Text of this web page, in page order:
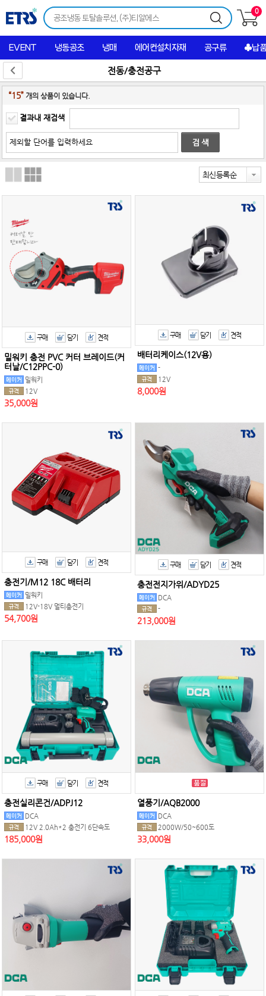
0
EVENT 냉동공조 냉매 에어컨설치자재 공구류 ♣납
전동/충전공구
“15” 개의 상품이 있습니다.
결과내 재검색
최신등록순
구매 담기 견적
밀워키 충전 PVC 커터 브레이드(커
터날/C12PPC-0)
밀워키
12V
35,000원
구매 담기 견적
배터리케이스(12V용)
-
12V
8,000원
구매 담기 견적
충전기/M12 18C 배터리
밀워키
12V-18V 멀티충전기
54,700원
구매 담기 견적
충전전지가위/ADYD25
DCA
-
213,000원
구매 담기 견적
충전실리콘건/ADPJ12
DCA
12V 2.0Ah*2 충전기 6단속도
185,000원
열풍기/AQB2000
DCA
2000W/50~600도
33,000원